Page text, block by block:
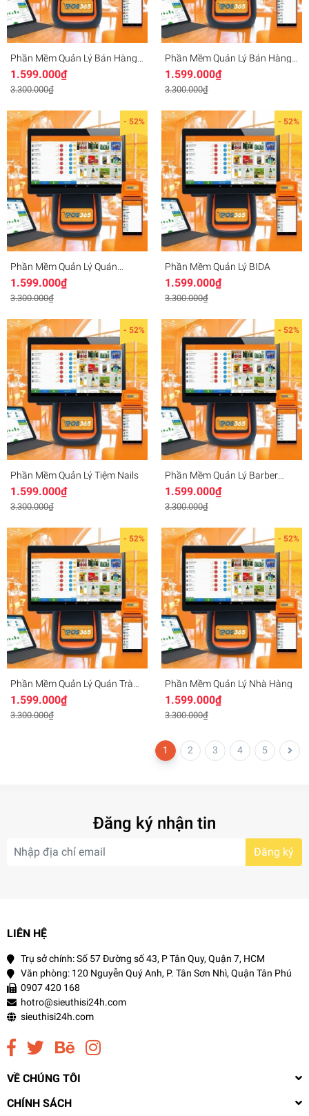
Phần Mềm Quản Lý Bán Hàng
Cho Nhà Nghỉ
1.599.000₫
3.300.000₫
Phần Mềm Quản Lý Bán Hàng
Trên Điện Thoại
1.599.000₫
3.300.000₫
- 52%
Phần Mềm Quản Lý Quán
Karaoke
1.599.000₫
3.300.000₫
- 52%
Phần Mềm Quản Lý BIDA
1.599.000₫
3.300.000₫
- 52%
Phần Mềm Quản Lý Tiệm Nails
1.599.000₫
3.300.000₫
- 52%
Phần Mềm Quản Lý Barber
Shop
1.599.000₫
3.300.000₫
- 52%
Phần Mềm Quản Lý Quán Trà
Sữa
1.599.000₫
3.300.000₫
- 52%
Phần Mềm Quản Lý Nhà Hàng
1.599.000₫
3.300.000₫
1 2 3 4 5
Đăng ký nhận tin
Đăng ký
LIÊN HỆ
Trụ sở chính: Số 57 Đường số 43, P Tân Quy, Quận 7, HCM
Văn phòng: 120 Nguyễn Quý Anh, P. Tân Sơn Nhì, Quận Tân Phú
0907 420 168
hotro@sieuthisi24h.com
sieuthisi24h.com
VỀ CHÚNG TÔI
CHÍNH SÁCH